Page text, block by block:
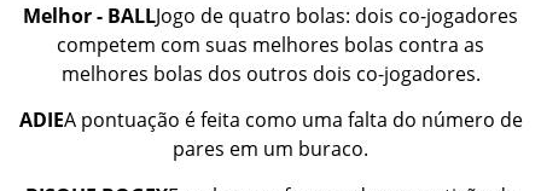
Melhor - BALLJogo de quatro bolas: dois co-jogadores
competem com suas melhores bolas contra as
melhores bolas dos outros dois co-jogadores.
ADIEA pontuação é feita como uma falta do número de
pares em um buraco.